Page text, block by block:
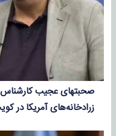
صحبتهای عجیب کارشناس
زرادخانه‌های آمریکا در